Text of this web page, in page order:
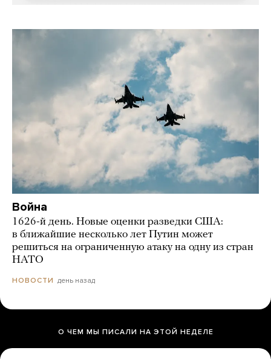
Война
1626-й день. Новые оценки разведки США:
в ближайшие несколько лет Путин может
решиться на ограниченную атаку на одну из стран
НАТО
НОВОСТИ день назад
О ЧЕМ МЫ ПИСАЛИ НА ЭТОЙ НЕДЕЛЕ